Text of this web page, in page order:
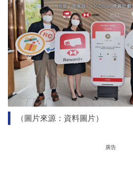
（圖片來源：資料圖片）
廣告